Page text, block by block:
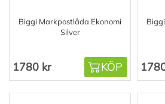
Biggi Markpostlåda Ekonomi
Silver
1780 kr KÖP